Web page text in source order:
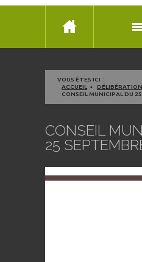
VOUS ÊTES ICI :
ACCUEIL
CONSEIL MUNICIPAL DU
CONSEIL
25